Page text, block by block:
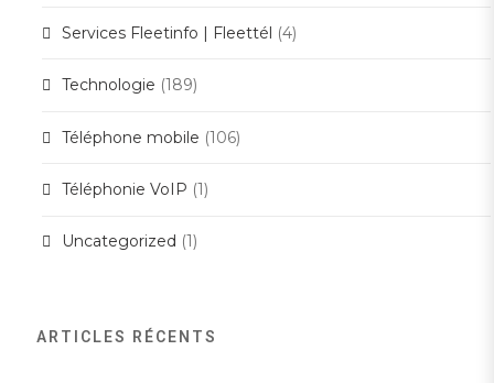
Services Fleetinfo | Fleettél (4)
Technologie (189)
Téléphone mobile (106)
Téléphonie VoIP (1)
Uncategorized (1)
ARTICLES RÉCENTS